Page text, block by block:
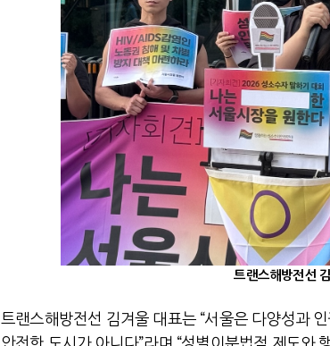
트랜스해방전선
트랜스해방전선 김겨울 대표는 “서울은 다양성과